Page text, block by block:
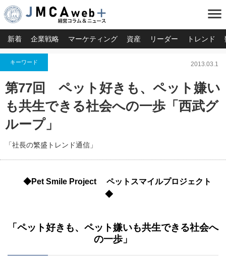
menu
新着 企業戦略 マーケティング 資産 リーダー トレンド
キーワード 2013.03.1
第77回 ペット好きも、ペット嫌い
も共生できる社会への一歩「西武グ
ループ」
「社長の繁盛トレンド通信」
◆Pet Smile Project ペットスマイルプロジェクト
◆
「ペット好きも、ペット嫌いも共生できる社会へ
の一歩 」